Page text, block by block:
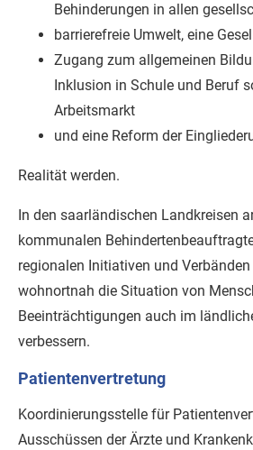
Behinderungen in allen
barrierefreie Umwelt, eine
Zugang zum allgemeinen
Inklusion in Schule und Beruf
Arbeitsmarkt
und eine Reform der
Realität werden.
In den saarländischen Landkreisen
kommunalen
regionalen Initiativen und
wohnortnah die Situation von
Beeinträchtigungen auch im
verbessern.
Patientenvertretung
Koordinierungsstelle für
Ausschüssen der Ärzte und